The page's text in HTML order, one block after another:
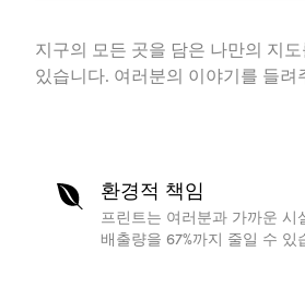
지구의 모든 곳을 담은 나만의 지
있습니다. 여러분의 이야기를 들
환경적 책임
프린트는 여러분과 가까운
배출량을 67%까지 줄일 수 있